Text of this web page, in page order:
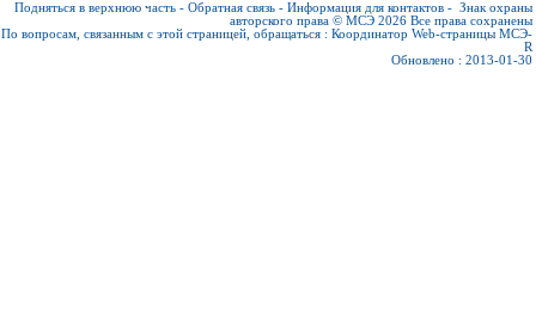
Подняться в верхнюю часть - Обратная связь - Информация для контактов - Знак охраны
авторского права © МСЭ 2026 Все права сохранены
По вопросам, связанным с этой страницей, обращаться : Координатор Web-страницы МСЭ-
R
Обновлено : 2013-01-30